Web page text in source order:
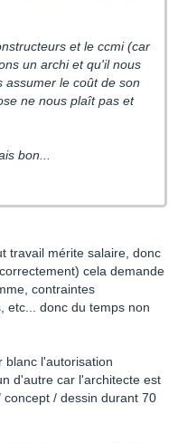
et le ccmi (car
un archi et qu'il nous
assumer le coût de son
ne nous plaît pas et
bon...
travail mérite salaire, donc
cela demande
contraintes
etc... donc du temps non
blanc l'autorisation
d'autre car l'architecte est
/ dessin durant 70